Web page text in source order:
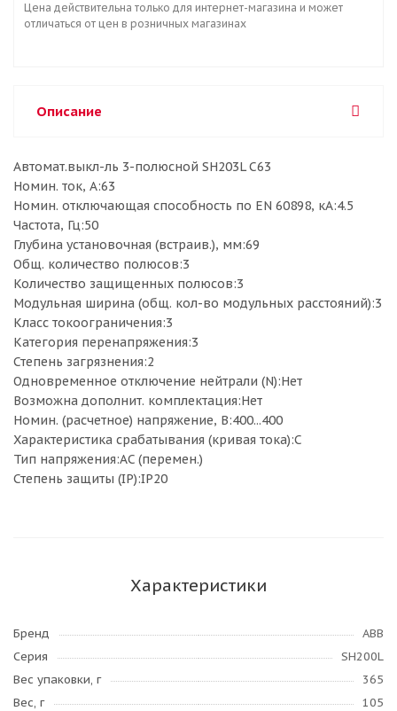
Цена действительна только для интернет-магазина и может
отличаться от цен в розничных магазинах
Описание
Автомат.выкл-ль 3-полюсной SH203L C63
Номин. ток, А:63
Номин. отключающая способность по EN 60898, кА:4.5
Частота, Гц:50
Глубина установочная (встраив.), мм:69
Общ. количество полюсов:3
Количество защищенных полюсов:3
Модульная ширина (общ. кол-во модульных расстояний):3
Класс токоограничения:3
Категория перенапряжения:3
Степень загрязнения:2
Одновременное отключение нейтрали (N):Нет
Возможна дополнит. комплектация:Нет
Номин. (расчетное) напряжение, В:400...400
Характеристика срабатывания (кривая тока):C
Тип напряжения:AC (перемен.)
Степень защиты (IP):IP20
Характеристики
Бренд
ABB
Серия
SH200L
Вес упаковки, г
365
Вес, г
105